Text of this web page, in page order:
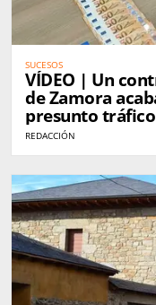
SUCESOS
VÍDEO | Un
de Zamora
presunto
REDACCIÓN